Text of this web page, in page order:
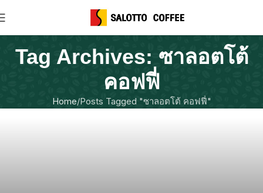
Tag Archives: ซาลอตโต้
คอฟฟี่
Home Posts Tagged "ซาลอตโต้ คอฟฟี่"